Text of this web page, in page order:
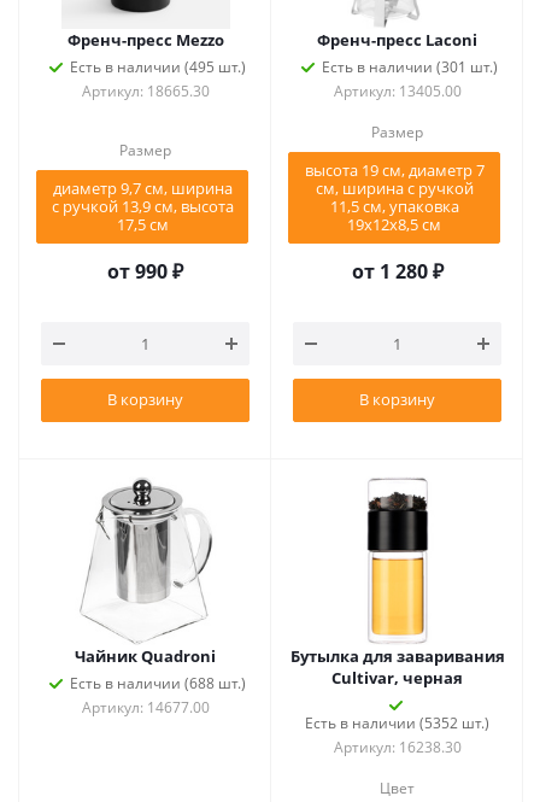
Френч-пресс Mezzo
Есть в наличии (495 шт.)
Артикул: 18665.30
Размер
диаметр 9,7 см, ширина
с ручкой 13,9 см, высота
17,5 см
от990 ₽
В корзину
Френч-пресс Laconi
Есть в наличии (301 шт.)
Артикул: 13405.00
Размер
высота 19 см, диаметр 7
см, ширина с ручкой
11,5 см, упаковка
19х12х8,5 см
от 1 280 ₽
В корзину
Чайник Quadroni
Есть в наличии (688 шт.)
Артикул: 14677.00
Бутылка для заваривания
Cultivar, черная
Есть в наличии (5352 шт.)
Артикул: 16238.30
Цвет